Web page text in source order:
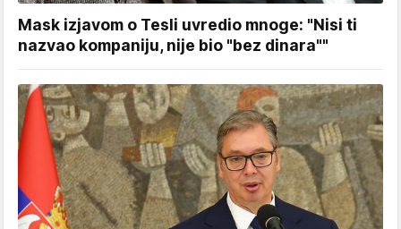
Mask izjavom o Tesli uvredio mnoge: "Nisi ti
nazvao kompaniju, nije bio "bez dinara""